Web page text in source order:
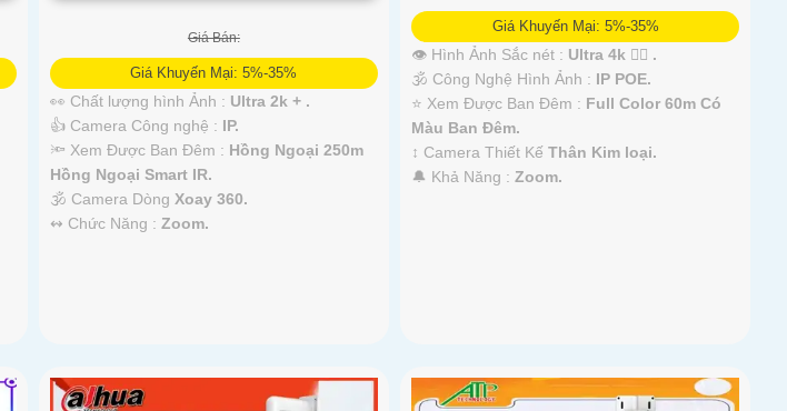
Giá Bán:
Giá Khuyến Mại: 5%-35%
👀 Chất lượng hình Ảnh : Ultra 2k + .
👍 Camera Công nghệ : IP.
🔦 Xem Được Ban Đêm : Hồng Ngoại 250m
Hồng Ngoại Smart IR.
🕉️ Camera Dòng Xoay 360.
️↭ Chức Năng : Zoom.
Giá Khuyến Mại: 5%-35%
👁 Hình Ảnh Sắc nét : Ultra 4k 👍🏾 .
🕉️ Công Nghệ Hình Ảnh : IP POE.
⭐ Xem Được Ban Đêm : Full Color 60m Có
Màu Ban Ðêm.
↕️ Camera Thiết KếThân Kim loại.
️🔔 Khả Năng :Zoom.